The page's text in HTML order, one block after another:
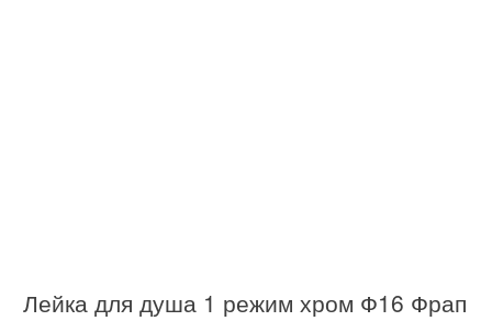
Лейка для душа 1 режим хром Ф16 Фрап